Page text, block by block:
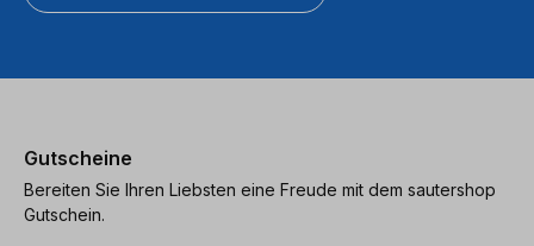
Gutscheine
Bereiten Sie Ihren Liebsten eine Freude mit dem sautershop
Gutschein.